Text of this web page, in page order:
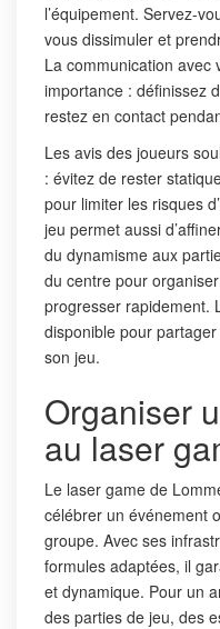
l’équipement. Servez-
vous dissimuler et
La communication avec
importance : définissez
restez en contact
Les avis des joueurs
: évitez de rester
pour limiter les risques
jeu permet aussi
du dynamisme aux
du centre pour
progresser rapidement.
disponible pour
son jeu.
Organiser
au laser
Le laser game de
célébrer un événement
groupe. Avec ses
formules adaptées, il
et dynamique. Pour un
des parties de jeu, des